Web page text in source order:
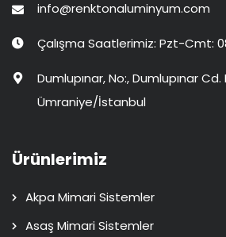
info@renktonaluminyum.com
Çalışma Saatlerimiz: Pzt-Cmt:
Dumlupınar, No:, Dumlupınar
Ümraniye/İstanbul
Ürünlerimiz
Akpa Mimari Sistemler
Asaş Mimari Sistemler